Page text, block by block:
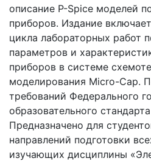
описание P-Spice моделей
приборов. Издание
цикла лабораторных работ
параметров и
приборов в системе
моделирования Micro-Cap.
требований Федерального
образовательного
Предназначено для
направлений подготовки
изучающих дисциплины